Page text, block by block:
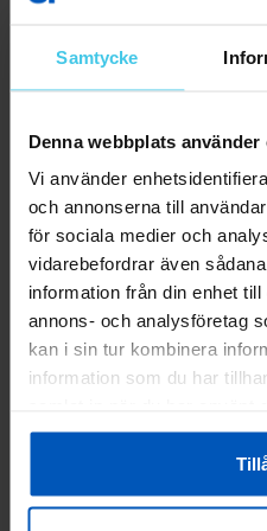
Samtycke
Denna webbplats använder
Vi använder
och annonserna till
för sociala medier och
vidarebefordrar även
information från din enhet
annons- och analysföretag
kan i sin tur kombinera
information som du har
Var
0
Rapportera som olämplig
Töihin ja takas
Nyt on yksi kokonainen sekä
1500 km takana.
Pyörä tekee mitä lupailee eli
Yhdellä retkellä satulan kiinnike
satulanputki. Satulaa en
kaverille kun painoa on se
Aika nopeasti pyörän